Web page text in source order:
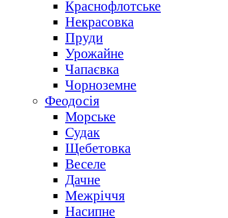
Краснофлотське
Некрасовка
Пруди
Урожайне
Чапаєвка
Чорноземне
Феодосія
Морське
Судак
Щебетовка
Веселе
Дачне
Межріччя
Насипне